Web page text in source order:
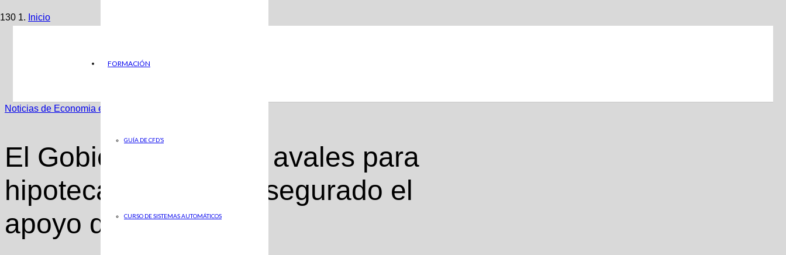
FORMACIÓN
GUÍA DE CFD’S
CURSO DE SISTEMAS AUTOMÁTICOS
Inicio
Noticias de Economia en ABC
El Gobierno aprueba avales para
hipotecas sin tener asegurado el
apoyo de la banca